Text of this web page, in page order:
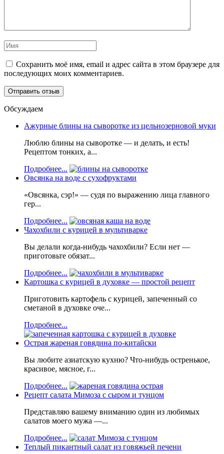
Сохранить моё имя, email и адрес сайта в этом браузере для
последующих моих комментариев.
Обсуждаем
Ажурные блины на сыворотке из цельнозерновой муки
Люблю блины на сыворотке — и делать, и есть!
Рецептом тонких, а...
Подробнее...
Овсянка на воде с сухофруктами
«Овсянка, сэр!» — судя по выражению лица главного
гер...
Подробнее...
Чахохбили с курицей в мультиварке
Вы делали когда-нибудь чахохбили? Если нет —
приготовьте обязат...
Подробнее...
Картошка с курицей в духовке — простой рецепт
Приготовить картофель с курицей, запеченный со
сметаной в духовке оче...
Подробнее...
Острая жареная говядина по-китайски
Вы любите азиатскую кухню? Что-нибудь остренькое,
красивое, мясное, г...
Подробнее...
Рецепт салата Мимоза с сыром и тунцом
Представляю вашему вниманию один из любимых
салатов моего мужа —...
Подробнее...
Теплый пикантный салат из говяжьей печени